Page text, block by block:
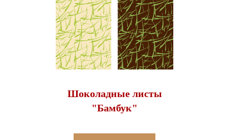
Шоколадные листы
"Бамбук"